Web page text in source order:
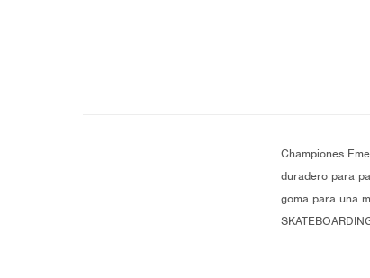
Championes
duradero para
goma para una